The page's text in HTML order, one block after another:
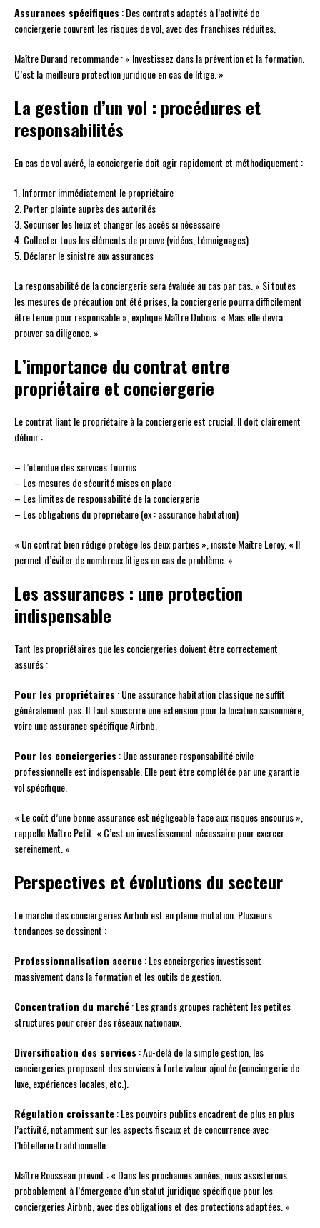
Assurances spécifiques : Des contrats adaptés à l’activité de
conciergerie couvrent les risques de vol, avec des franchises réduites.
Maître Durand recommande : « Investissez dans la prévention et la formation.
C’est la meilleure protection juridique en cas de litige. »
La gestion d’un vol : procédures et
responsabilités
En cas de vol avéré, la conciergerie doit agir rapidement et méthodiquement :
1. Informer immédiatement le propriétaire
2. Porter plainte auprès des autorités
3. Sécuriser les lieux et changer les accès si nécessaire
4. Collecter tous les éléments de preuve (vidéos, témoignages)
5. Déclarer le sinistre aux assurances
La responsabilité de la conciergerie sera évaluée au cas par cas. « Si toutes
les mesures de précaution ont été prises, la conciergerie pourra difficilement
être tenue pour responsable », explique Maître Dubois. « Mais elle devra
prouver sa diligence. »
L’importance du contrat entre
propriétaire et conciergerie
Le contrat liant le propriétaire à la conciergerie est crucial. Il doit clairement
définir :
– L’étendue des services fournis
– Les mesures de sécurité mises en place
– Les limites de responsabilité de la conciergerie
– Les obligations du propriétaire (ex : assurance habitation)
« Un contrat bien rédigé protège les deux parties », insiste Maître Leroy. « Il
permet d’éviter de nombreux litiges en cas de problème. »
Les assurances : une protection
indispensable
Tant les propriétaires que les conciergeries doivent être correctement
assurés :
Pour les propriétaires : Une assurance habitation classique ne suffit
généralement pas. Il faut souscrire une extension pour la location saisonnière,
voire une assurance spécifique Airbnb.
Pour les conciergeries : Une assurance responsabilité civile
professionnelle est indispensable. Elle peut être complétée par une garantie
vol spécifique.
« Le coût d’une bonne assurance est négligeable face aux risques encourus »,
rappelle Maître Petit. « C’est un investissement nécessaire pour exercer
sereinement. »
Perspectives et évolutions du secteur
Le marché des conciergeries Airbnb est en pleine mutation. Plusieurs
tendances se dessinent :
Professionnalisation accrue: Les conciergeries investissent
massivement dans la formation et les outils de gestion.
Concentration du marché: Les grands groupes rachètent les petites
structures pour créer des réseaux nationaux.
Diversification des services : Au-delà de la simple gestion, les
conciergeries proposent des services à forte valeur ajoutée (conciergerie de
luxe, expériences locales, etc.).
Régulation croissante: Les pouvoirs publics encadrent de plus en plus
l’activité, notamment sur les aspects fiscaux et de concurrence avec
l’hôtellerie traditionnelle.
Maître Rousseau prévoit : « Dans les prochaines années, nous assisterons
probablement à l’émergence d’un statut juridique spécifique pour les
conciergeries Airbnb, avec des obligations et des protections adaptées. »